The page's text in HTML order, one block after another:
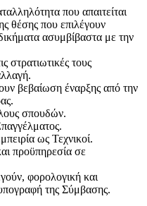
που απαιτείται
θέσης που επιλέγουν
ασυμβίβαστα με την
στρατιωτικές τους
βεβαίωση έναρξης από την
σπουδών.
ως Τεχνικοί.
προϋπηρεσία σε
φορολογική και
της Σύμβασης.